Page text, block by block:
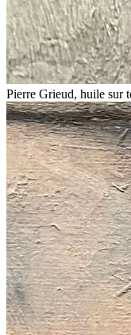
Pierre Grieud, huile sur